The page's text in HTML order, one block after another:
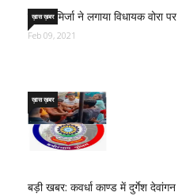
साजिद मिर्जा ने लगाया विधायक वोरा
ख़ास ख़बर
Feb 09, 2021
बड़ी खबर: कवर्धा काण्ड में दुर्गेश
ख़ास ख़बर